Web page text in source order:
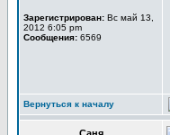
Зарегистрирован: Вс май 13,
2012 6:05 pm
Сообщения: 6569
Вернуться к началу